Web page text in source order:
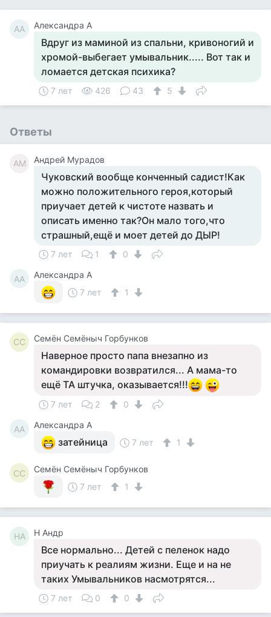
АА Александра А
Вдруг из маминой из спальни, кривоногий и
хромой-выбегает умывальник..... Вот так и
ломается детская психика?
7 лет 426 43 5
Ответы
АМ Андрей Мурадов
Чуковский вообще конченный садист!Как
можно положительного героя,который
приучает детей к чистоте назвать и
описать именно так?Он мало того,что
страшный,ещё и моет детей до ДЫР!
7 лет 1 0
АА
Александра А
7 лет
1
СС Семён Семёныч Горбунков
Наверное просто папа внезапно из
командировки возвратился... А мама-то
ещё ТА штучка, оказывается!!!
7 лет 2 0
АА Александра А
затейница 7 лет 1
СС
Семён Семёныч Горбунков
7 лет
1
НА Н Андр
Все нормально... Детей с пеленок надо
приучать к реалиям жизни. Еще и на не
таких Умывальников насмотрятся...
7 лет 0 0